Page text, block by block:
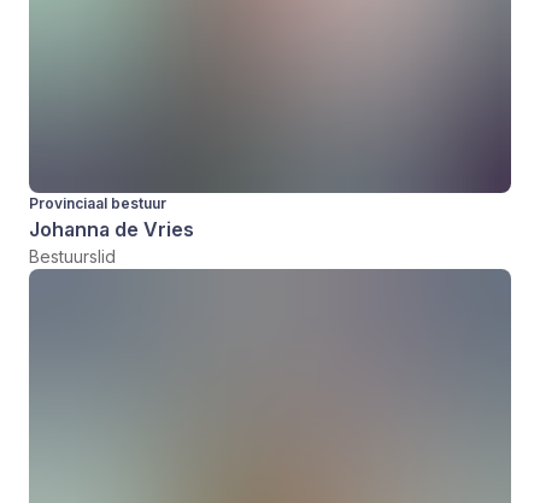
Provinciaal bestuur
Johanna de Vries
Bestuurslid